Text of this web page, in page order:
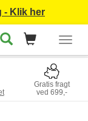
- Klik her
Gratis fragt
ved 699,-